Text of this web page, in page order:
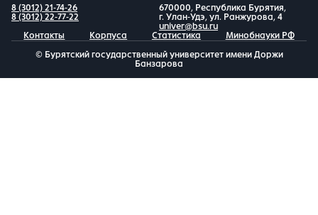
8 (3012) 21-74-26
8 (3012) 22-77-22
670000, Республика Бурятия,
г. Улан-Удэ, ул. Ранжурова, 4
univer@bsu.ru
Контакты
Корпуса Статистика Минобнауки РФ
© Бурятский государственный университет имени Доржи
Банзарова